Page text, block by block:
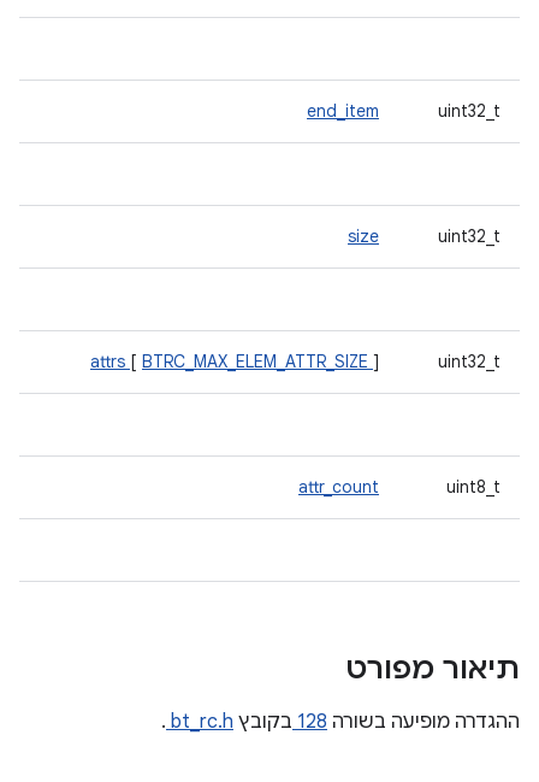
uint32_t
end_item
uint32_t
size
uint32_t
attrs [ BTRC_MAX_ELEM_ATTR_SIZE ]
uint8_t
attr_count
תיאור מפורט
ההגדרה מופיעה בשורה 128 בקובץ bt_rc.h
.